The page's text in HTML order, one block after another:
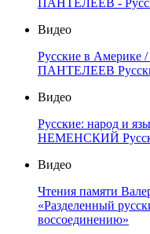
ПАНТЕЛЕЕВ -
Видео
Русские в
ПАНТЕЛЕЕВ
Видео
Русские: народ и
НЕМЕНСКИЙ
Видео
Чтения памяти
«Разделенный
воссоединению»